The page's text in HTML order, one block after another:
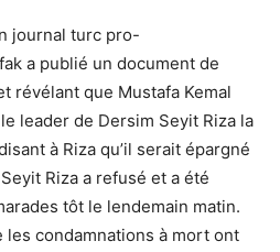
journal turc pro-
a publié un document de
révélant que Mustafa Kemal
leader de Dersim Seyit Riza la
à Riza qu’il serait épargné
Riza a refusé et a été
tôt le lendemain matin.
les condamnations à mort ont